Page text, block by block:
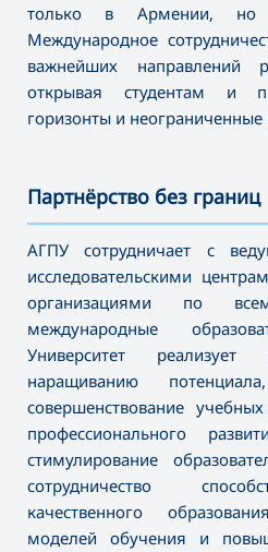
только в Армении,
Международное
важнейших направлений
открывая студентам и
горизонты и
Партнёрство без границ
АГПУ сотрудничает с
исследовательскими
организациями по
международные
Университет
наращиванию
совершенствование
профессионального
стимулирование
сотрудничество
качественного
моделей обучения и